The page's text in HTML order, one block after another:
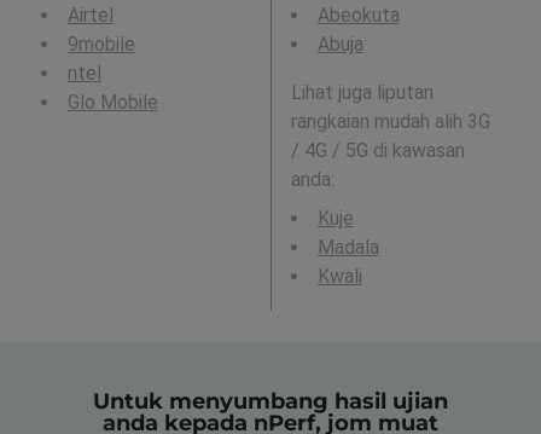
Airtel
9mobile
ntel
Glo Mobile
Abeokuta
Abuja
Lihat juga liputan
rangkaian mudah alih 3G
/ 4G / 5G di kawasan
anda:
Kuje
Madala
Kwali
Untuk menyumbang hasil ujian
anda kepada nPerf, jom muat